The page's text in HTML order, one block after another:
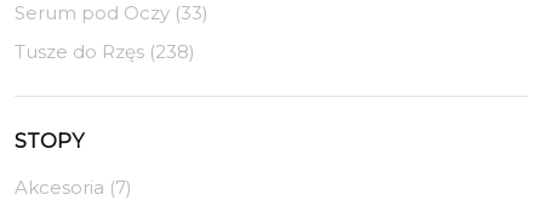
Serum pod Oczy (33)
Tusze do Rzęs (238)
STOPY
Akcesoria (7)